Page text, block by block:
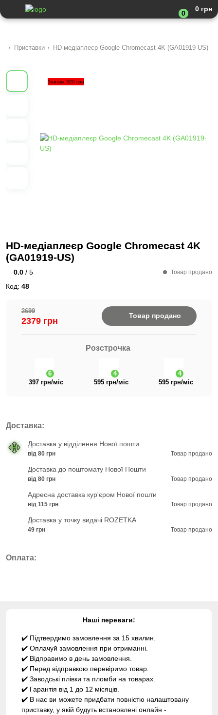
0
0 грн
Приставки HD-медіаплеєр Google Chromecast 4K (GA01919-US)
Знижка 320 грн
HD-медіаплеєр Google Chromecast 4K
(GA01919-US)
0.0 / 5 Товар продано
Код: 48
2699
2379 грн
Товар продано
Розстрочка
6
397 грн/міс
4
595 грн/міс
4
595 грн/міс
Доставка:
Доставка у відділення Нової пошти
від 80 грн Товар продано
Доставка до поштомату Нової Пошти
від 80 грн Товар продано
Адресна доставка кур'єром Нової пошти
від 115 грн Товар продано
Доставка у точку видачі ROZETKA
49 грн Товар продано
Оплата:
Наші переваги:
✔️ Підтвердимо замовлення за 15 хвилин.
✔️ Оплачуй замовлення при отриманні.
✔️ Відправимо в день замовлення.
✔️ Перед відправкою перевіримо товар.
✔️ Заводські плівки та пломби на товарах.
✔️ Гарантія від 1 до 12 місяців.
✔️ В нас ви можете придбати повністю налаштовану
приставку, у якій будуть встановлені онлайн -